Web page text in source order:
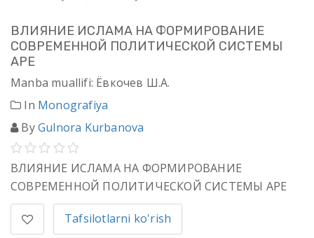
ВЛИЯНИЕ ИСЛАМА НА ФОРМИРОВАНИЕ
СОВРЕМЕННОЙ ПОЛИТИЧЕСКОЙ СИСТЕМЫ
АРЕ
Manba muallifi: Ёвкочев Ш.А.
In Monografiya
ByGulnora Kurbanova
ВЛИЯНИЕ ИСЛАМА НА ФОРМИРОВАНИЕ
СОВРЕМЕННОЙ ПОЛИТИЧЕСКОЙ СИСТЕМЫ АРЕ
Tafsilotlarni ko'rish